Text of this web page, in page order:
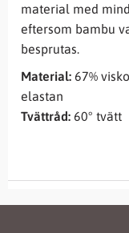
material med
eftersom bambu
besprutas.
Material: 67%
elastan
Tvättråd: 60° tvätt